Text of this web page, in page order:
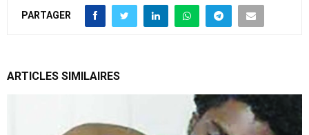
PARTAGER
ARTICLES SIMILAIRES